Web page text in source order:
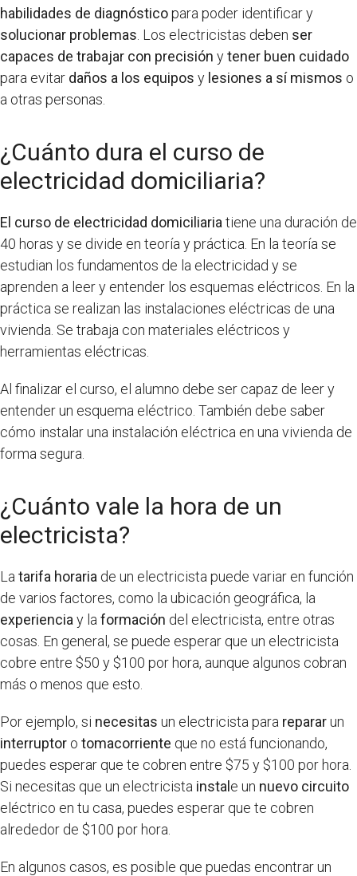
habilidades de diagnósticopara poder identificar y
solucionar problemas . Los electricistas deben ser
capaces de trabajar con precisión ytener buen cuidado
para evitar daños a los equipos y lesiones a sí mismos o
a otras personas.
¿Cuánto dura el curso de
electricidad domiciliaria?
El curso de electricidad domiciliaria tiene una duración de
40 horas y se divide en teoría y práctica. En la teoría se
estudian los fundamentos de la electricidad y se
aprenden a leer y entender los esquemas eléctricos. En la
práctica se realizan las instalaciones eléctricas de una
vivienda. Se trabaja con materiales eléctricos y
herramientas eléctricas.
Al finalizar el curso, el alumno debe ser capaz de leer y
entender un esquema eléctrico. También debe saber
cómo instalar una instalación eléctrica en una vivienda de
forma segura.
¿Cuánto vale la hora de un
electricista?
La tarifa horaria de un electricista puede variar en función
de varios factores, como la ubicación geográfica, la
experiencia y la formación del electricista, entre otras
cosas. En general, se puede esperar que un electricista
cobre entre $50 y $100 por hora, aunque algunos cobran
más o menos que esto.
Por ejemplo, si necesitas un electricista para repararun
interruptor o tomacorriente que no está funcionando,
puedes esperar que te cobren entre $75 y $100 por hora.
Si necesitas que un electricista instal e un nuevo circuito
eléctrico en tu casa, puedes esperar que te cobren
alrededor de $100 por hora.
En algunos casos, es posible que puedas encontrar un